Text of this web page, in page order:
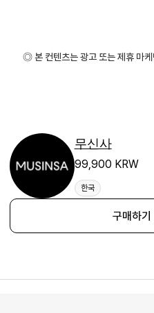
◎ 본 컨텐츠는 광고 또는 제휴 마
무신사
99,900 KRW
한국
구매하기